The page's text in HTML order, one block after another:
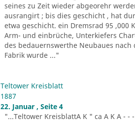
seines zu Zeit wieder abgeorehr
ausrangirt ; bis dies geschicht , hat
etwa geschicht. ein Dremsrad 95 ,000
Arm- und einbrüche, Unterkiefers
des bedauernswerthe Neubaues
Fabrik wurde ..."
Teltower Kreisblatt
1887
22. Januar , Seite 4
"...Teltower KreisblattA K " ca A K A -